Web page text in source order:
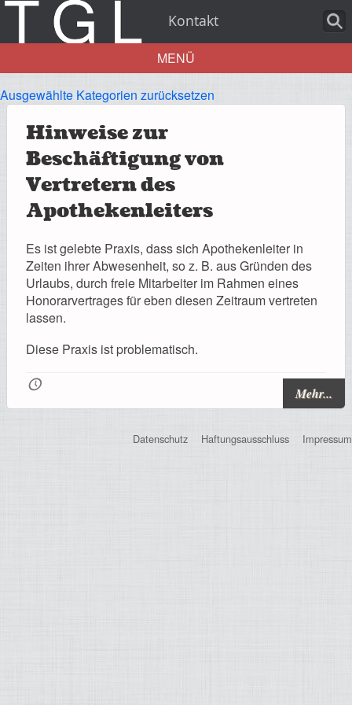
Kontakt
Aktuelles
Über uns
Leistungen
Impressionen
MENÜ
Ausgewählte Kategorien zurücksetzen
Hinweise zur
Beschäftigung von
Vertretern des
Apothekenleiters
Es ist gelebte Praxis, dass sich Apothekenleiter in
Zeiten ihrer Abwesenheit, so z. B. aus Gründen des
Urlaubs, durch freie Mitarbeiter im Rahmen eines
Honorarvertrages für eben diesen Zeitraum vertreten
lassen.
Diese Praxis ist problematisch.
🕔 Mehr...
Datenschutz Haftungsausschluss Impressum